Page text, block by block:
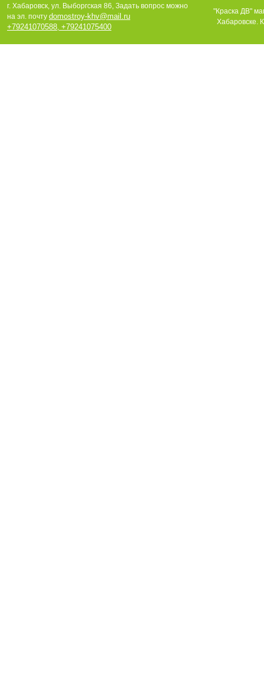
г. Хабаровск, ул. Выборгская 86, Задать вопрос можно
на эл. почту domostroy-khv@mail.ru
+79241070588, +79241075400
"Краска ДВ"
Хабаровске.